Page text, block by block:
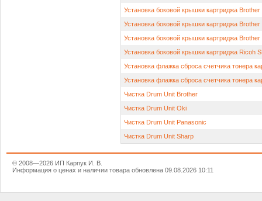
Установка боковой крышки картриджа
Установка боковой крышки картриджа
Установка боковой крышки картриджа
Установка боковой крышки картриджа Ricoh
Установка флажка сброса счетчика тонера
Установка флажка сброса счетчика тонера
Чистка Drum Unit Brother
Чистка Drum Unit Oki
Чистка Drum Unit Panasonic
Чистка Drum Unit Sharp
© 2008—2026 ИП Карпук И. В.
Информация о ценах и наличии товара обновлена 09.08.2026 10:11